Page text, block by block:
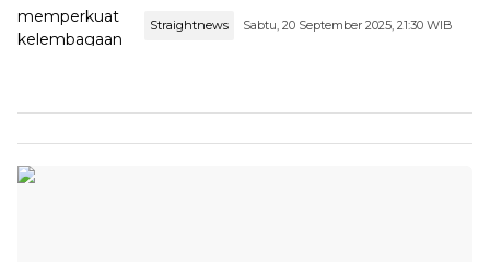
Straightnews Sabtu, 20 September 2025, 21:30 WIB